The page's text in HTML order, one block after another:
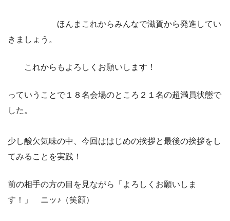
ほんまこれからみんなで滋賀から発進してい
きましょう。
これからもよろしくお願いします！
っていうことで１８名会場のところ２１名の超満員状態で
した。
少し酸欠気味の中、今回ははじめの挨拶と最後の挨拶をし
てみることを実践！
前の相手の方の目を見ながら「よろしくお願いしま
す！」 ニッ♪（笑顔）